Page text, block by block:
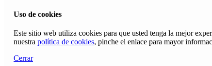
Uso de cookies
Este sitio web utiliza cookies para que usted tenga la mejor
nuestra política de cookies, pinche el enlace para mayor
Cerrar